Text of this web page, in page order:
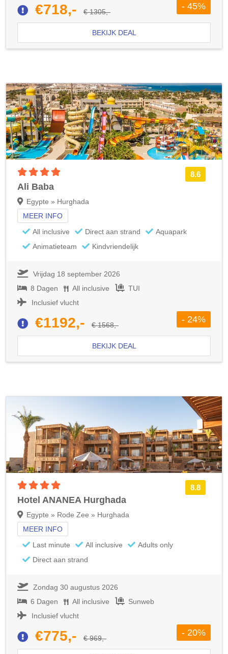
€718,- € 1305,-
- 45%
BEKIJK DEAL
8.6
Ali Baba
Egypte » Hurghada
MEER INFO
All inclusive
Direct aan strand
Aquapark
Animatieteam
Kindvriendelijk
Vrijdag 18 september 2026
8 Dagen
All inclusive
TUI
Inclusief vlucht
€1192,- € 1568,-
- 24%
BEKIJK DEAL
8.8
Hotel ANANEA Hurghada
Egypte » Rode Zee » Hurghada
MEER INFO
Last minute
All inclusive
Adults only
Direct aan strand
Zondag 30 augustus 2026
6 Dagen
All inclusive
Sunweb
Inclusief vlucht
€775,- € 969,-
- 20%